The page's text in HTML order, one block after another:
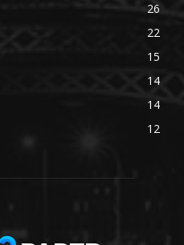
26
22
15
14
14
12